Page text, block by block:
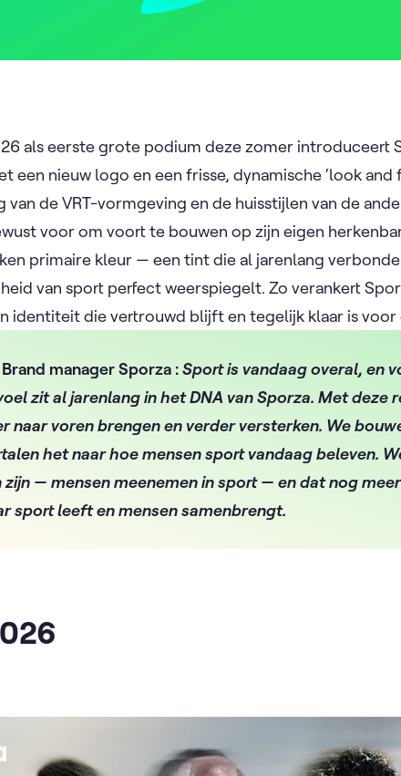
als eerste grote podium deze zomer introduceert
een nieuw logo en een frisse, dynamische ‘look and
de VRT-vormgeving en de huisstijlen van de
voor om voort te bouwen op zijn eigen
primaire kleur — een tint die al jarenlang
van sport perfect weerspiegelt. Zo verankert
identiteit die vertrouwd blijft en tegelijk klaar is
manager Sporza :Sport is vandaag overal, en
zit al jarenlang in het DNA van Sporza. Met deze
naar voren brengen en verder versterken. We
het naar hoe mensen sport vandaag beleven.
zijn — mensen meenemen in sport — en dat nog
sport leeft en mensen samenbrengt.